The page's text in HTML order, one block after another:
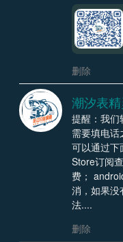
删除
潮汐表
提醒：我们
需要填电
可以通过下
Store订阅
费；
消，如果没
法....
删除